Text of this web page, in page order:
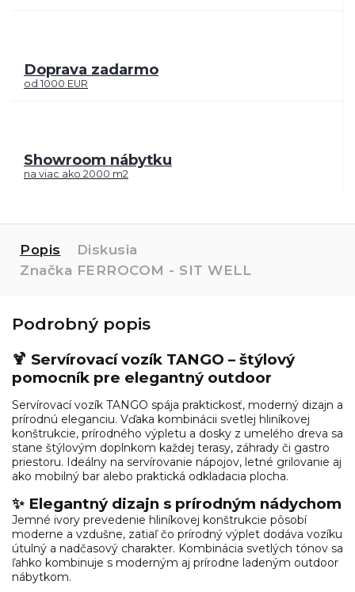
Doprava zadarmo
od 1000 EUR
Showroom nábytku
na viac ako 2000 m2
Popis
Diskusia
Značka FERROCOM - SIT WELL
Podrobný popis
🍹 Servírovací vozík TANGO – štýlový
pomocník pre elegantný outdoor
Servírovací vozík TANGO spája praktickosť, moderný dizajn a
prírodnú eleganciu. Vďaka kombinácii svetlej hliníkovej
konštrukcie, prírodného výpletu a dosky z umelého dreva sa
stane štýlovým doplnkom každej terasy, záhrady či gastro
priestoru. Ideálny na servírovanie nápojov, letné grilovanie aj
ako mobilný bar alebo praktická odkladacia plocha.
✨ Elegantný dizajn s prírodným nádychom
Jemné ivory prevedenie hliníkovej konštrukcie pôsobí
moderne a vzdušne, zatiaľ čo prírodný výplet dodáva vozíku
útulný a nadčasový charakter. Kombinácia svetlých tónov sa
ľahko kombinuje s moderným aj prírodne ladeným outdoor
nábytkom.